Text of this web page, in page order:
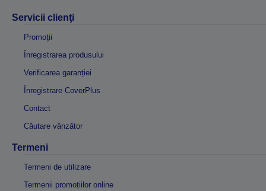
Servicii clienţi
Promoţii
Înregistrarea produsului
Verificarea garanției
Înregistrare CoverPlus
Contact
Căutare vânzător
Termeni
Termeni de utilizare
Termenii promoțiilor online